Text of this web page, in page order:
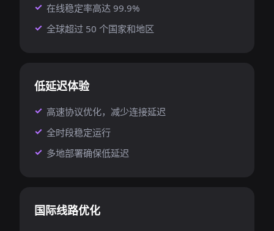
在线稳定率高达 99.9%
全球超过 50 个国家和地区
低延迟体验
高速协议优化，减少连接延迟
全时段稳定运行
多地部署确保低延迟
国际线路优化